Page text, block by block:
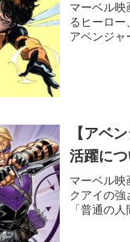
マーベル映
るヒーロー
アベンジャ
【アベ
活躍につ
マーベル映
クアイの強
「普通の